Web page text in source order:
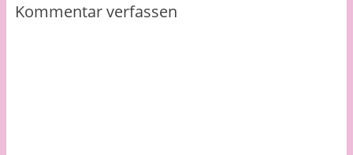
Kommentar verfassen